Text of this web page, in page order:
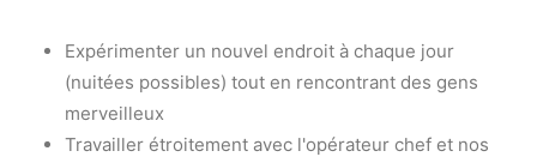
Expérimenter un nouvel endroit à chaque jour
(nuitées possibles) tout en rencontrant des gens
merveilleux
Travailler étroitement avec l'opérateur chef et nos